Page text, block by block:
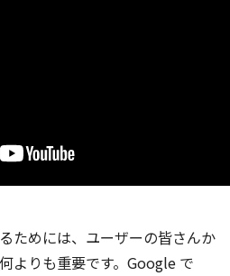
ためには、ユーザーの皆さんか
よりも重要です。Google で